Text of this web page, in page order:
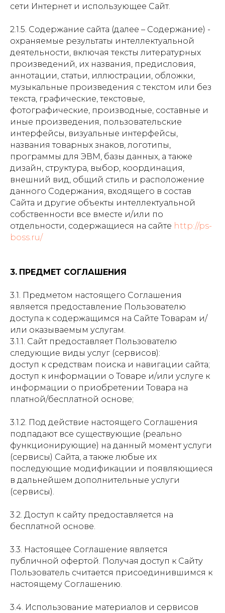
сети Интернет и использующее Сайт.
2.1.5. Содержание сайта (далее – Содержание) -
охраняемые результаты интеллектуальной
деятельности, включая тексты литературных
произведений, их названия, предисловия,
аннотации, статьи, иллюстрации, обложки,
музыкальные произведения с текстом или без
текста, графические, текстовые,
фотографические, производные, составные и
иные произведения, пользовательские
интерфейсы, визуальные интерфейсы,
названия товарных знаков, логотипы,
программы для ЭВМ, базы данных, а также
дизайн, структура, выбор, координация,
внешний вид, общий стиль и расположение
данного Содержания, входящего в состав
Сайта и другие объекты интеллектуальной
собственности все вместе и/или по
отдельности, содержащиеся на сайте http://ps-
boss.ru/
3. ПРЕДМЕТ СОГЛАШЕНИЯ
3.1. Предметом настоящего Соглашения
является предоставление Пользователю
доступа к содержащимся на Сайте Товарам и/
или оказываемым услугам.
3.1.1. Сайт предоставляет Пользователю
следующие виды услуг (сервисов):
доступ к средствам поиска и навигации сайта;
доступ к информации о Товаре и/или услуге к
информации о приобретении Товара на
платной/бесплатной основе;
3.1.2. Под действие настоящего Соглашения
подпадают все существующие (реально
функционирующие) на данный момент услуги
(сервисы) Сайта, а также любые их
последующие модификации и появляющиеся
в дальнейшем дополнительные услуги
(сервисы).
3.2. Доступ к сайту предоставляется на
бесплатной основе.
3.3. Настоящее Соглашение является
публичной офертой. Получая доступ к Сайту
Пользователь считается присоединившимся к
настоящему Соглашению.
3.4. Использование материалов и сервисов